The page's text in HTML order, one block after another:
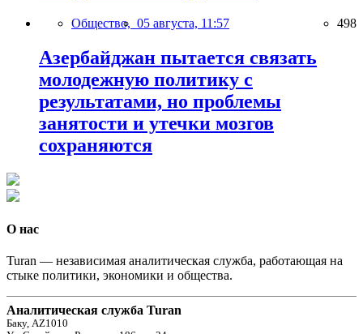
Общество, 05 августа, 11:57 498
Азербайджан пытается связать
молодежную политику с
результатами, но проблемы
занятости и утечки мозгов
сохраняются
О нас
Turan — независимая аналитическая служба, работающая на
стыке политики, экономики и общества.
Аналитическая служба Turan
Баку, AZ1010